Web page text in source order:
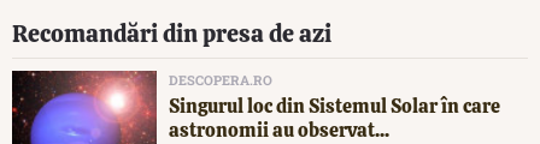
Recomandări din presa de azi
DESCOPERA.RO
Singurul loc din Sistemul Solar în care
astronomii au observat...